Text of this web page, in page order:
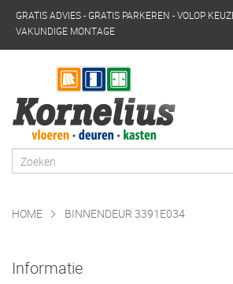
GRATIS ADVIES - GRATIS PARKEREN - VOLOP
VAKUNDIGE MONTAGE
HOME BINNENDEUR 3391E034
Informatie